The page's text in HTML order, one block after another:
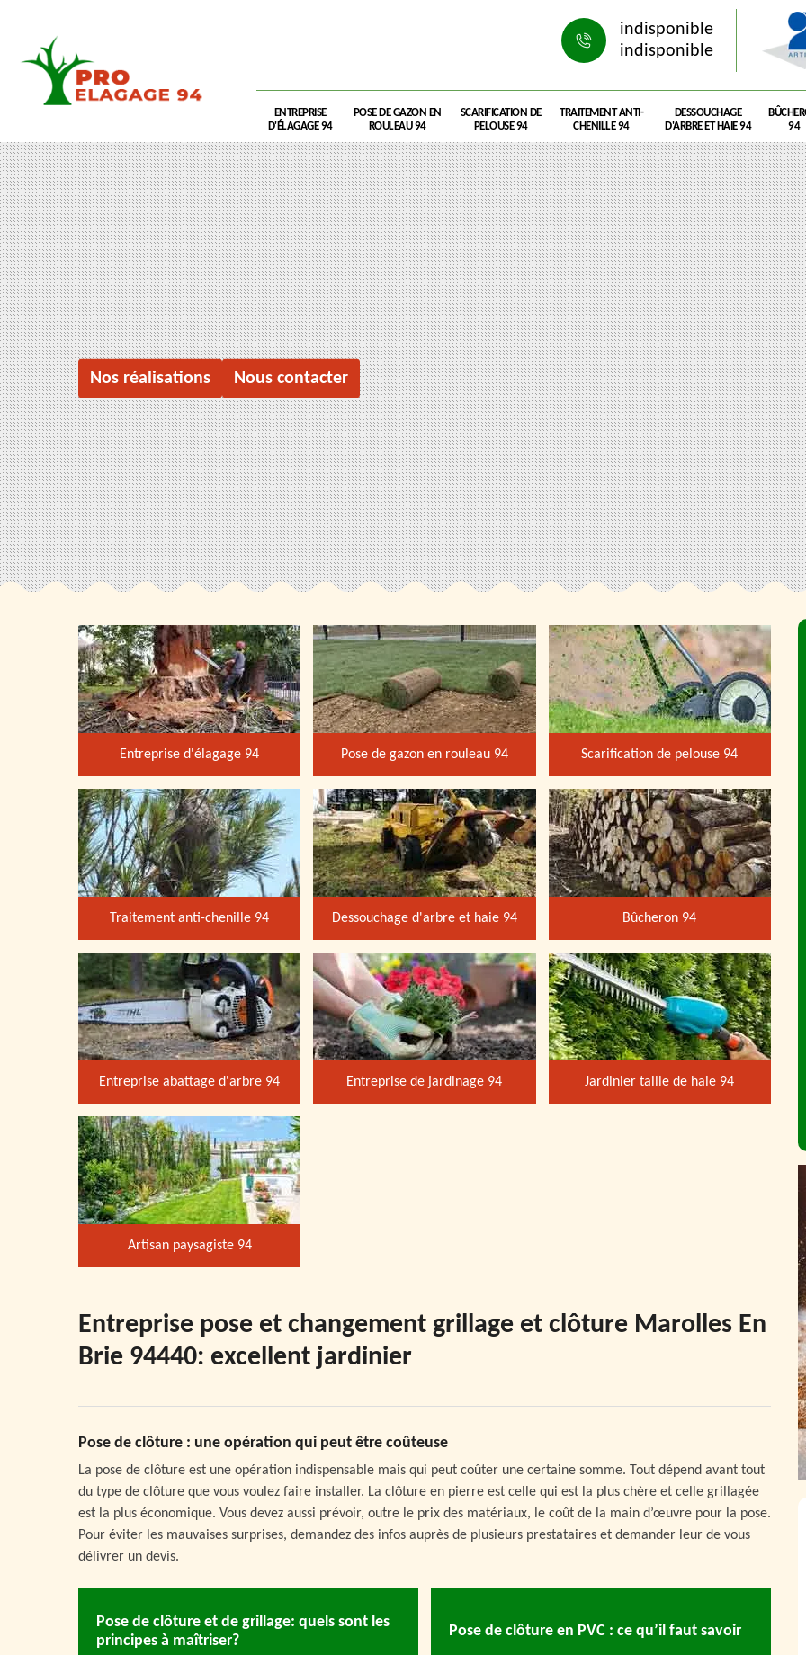
indisponible
indisponible
ENTREPRISE
D'ÉLAGAGE 94
POSE DE GAZON EN
ROULEAU 94
SCARIFICATION DE
PELOUSE 94
TRAITEMENT ANTI-
CHENILLE 94
DESSOUCHAGE
D'ARBRE ET HAIE 94
94
Nos réalisations Nous contacter
Entreprise d'élagage 94 Pose de gazon en rouleau 94 Scarification de pelouse 94
Traitement anti-chenille 94 Dessouchage d'arbre et haie 94 Bûcheron 94
Entreprise abattage d'arbre 94 Entreprise de jardinage 94 Jardinier taille de haie 94
Artisan paysagiste 94
Entreprise pose et changement grillage et clôture Marolles En
Brie 94440: excellent jardinier
Pose de clôture : une opération qui peut être coûteuse
La pose de clôture est une opération indispensable mais qui peut coûter une certaine somme. Tout dépend avant tout
du type de clôture que vous voulez faire installer. La clôture en pierre est celle qui est la plus chère et celle grillagée
est la plus économique. Vous devez aussi prévoir, outre le prix des matériaux, le coût de la main d’œuvre pour la pose.
Pour éviter les mauvaises surprises, demandez des infos auprès de plusieurs prestataires et demander leur de vous
délivrer un devis.
Pose de clôture et de grillage: quels sont les
principes à maîtriser?
Pose de clôture en PVC : ce qu’il faut savoir